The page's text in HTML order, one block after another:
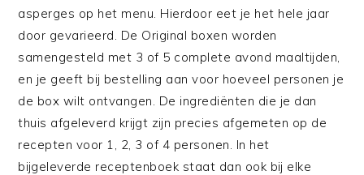
asperges op het menu. Hierdoor eet je het hele jaar
door gevarieerd. De Original boxen worden
samengesteld met 3 of 5 complete avond maaltijden,
en je geeft bij bestelling aan voor hoeveel personen je
de box wilt ontvangen. De ingrediënten die je dan
thuis afgeleverd krijgt zijn precies afgemeten op de
recepten voor 1, 2, 3 of 4 personen. In het
bijgeleverde receptenboek staat dan ook bij elke